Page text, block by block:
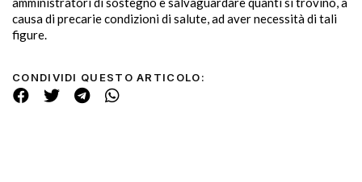
causa di precarie condizioni di salute, ad aver necessità di tali
figure.
CONDIVIDI QUESTO ARTICOLO: